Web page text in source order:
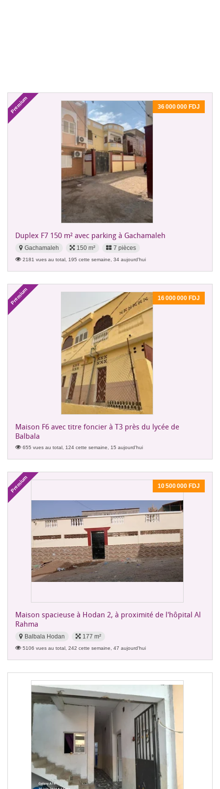
Premium 36 000 000 FDJ
Duplex F7 150 m² avec parking à Gachamaleh
Gachamaleh 150 m² 7 pièces
2181 vues au total, 195 cette semaine, 34 aujourd'hui
Premium 16 000 000 FDJ
Maison F6 avec titre foncier à T3 près du lycée de
Balbala
655 vues au total, 124 cette semaine, 15 aujourd'hui
Premium 10 500 000 FDJ
Maison spacieuse à Hodan 2, à proximité de l'hôpital Al
Rahma
Balbala Hodan 177 m²
5106 vues au total, 242 cette semaine, 47 aujourd'hui